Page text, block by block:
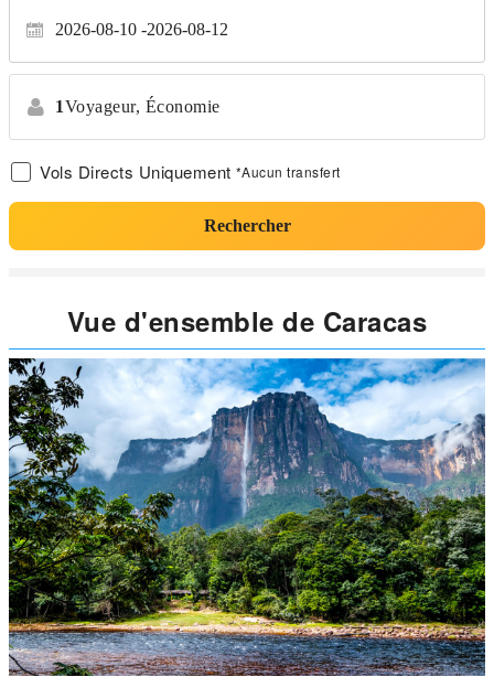
2026-08-10 2026-08-12
1Voyageur, Économie
Vols Directs Uniquement *Aucun transfert
Rechercher
Vue d'ensemble de Caracas